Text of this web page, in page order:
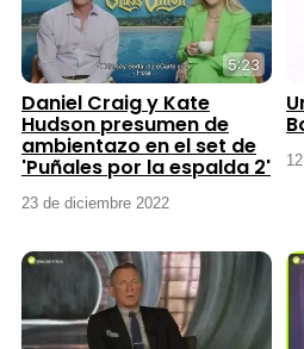
5:23
Daniel Craig y Kate
Hudson presumen de
ambientazo en el set de
'Puñales por la espalda 2'
23 de diciembre 2022